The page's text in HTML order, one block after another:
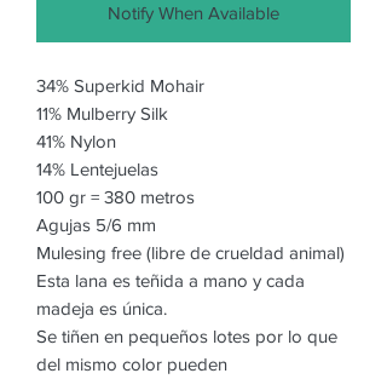
Notify When Available
34% Superkid Mohair
11% Mulberry Silk
41% Nylon
14% Lentejuelas
100 gr = 380 metros
Agujas 5/6 mm
Mulesing free (libre de crueldad animal)
Esta lana es teñida a mano y cada
madeja es única.
Se tiñen en pequeños lotes por lo que
del mismo color pueden